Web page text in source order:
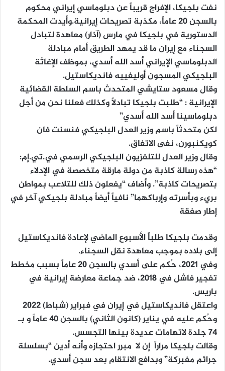
نفت بلجيكا، الإفراج قريباً عن دبلوماسي إيراني محكوم
بالسجن 20 عاماً، مكذبة تصريحات إيرانية.وأيدت المحكمة
الدستورية في بلجيكا في مارس (آذار) معاهدة لتبادل
السجناء مع إيران ما قد يمهد الطريق أمام مبادلة
الدبلوماسي الإيراني أسد الله أسدي، بموظف الإغاثة
البلجيكي المسجون أوليفييه فانديكاستيل.
وقال مسعود ستايشي المتحدث باسم السلطة القضائية
الإيرانية : “طلبت بلجيكا تبادلاً وكذلك فعلنا نحن من أجل
دبلوماسينا أسد الله أسدي”
لكن متحدثاً باسم وزير العدل البلجيكي فنسنت فان
كويكنبورن، نفى الاتفاق.
وقال وزير العدل للتلفزيون البلجيكي الرسمي في.تي.إم:
“هذه رسالة كاذبة من دولة مارقة متخصصة في الإدلاء
بتصريحات كاذبة”. وأضاف “يفعلون ذلك للتلاعب بمواطن
بريء وبأسرته وإرباكهما” نافياً أيضاً مبادلة بلجيكي آخر في
إطار صفقة
وقدمت بلجيكا طلباً الأسبوع الماضي لإعادة فانديكاستيل
إلى بلاده بموجب معاهدة نقل السجناء.
وفي 2021، حُكم على أسدي بالسجن 20 عاماً بسبب مخطط
تفجير فاشل في 2018، ضد جماعة معارضة إيرانية في
باريس.
واعتقل فانديكاستيل في إيران في فبراير (شباط) 2022
وحُكم عليه في يناير (كانون الثاني) بالسجن 40 عاماً و بـ
74 جلدة لاتهامات عديدة بينها التجسس.
وقالت بلجيكا مراراً إن لا مبرر احتجازه وأنه أدين “بسلسلة
جرائم مفبركة” وبدافع الانتقام بعد سجن أسدي.